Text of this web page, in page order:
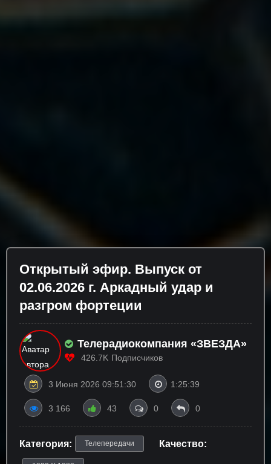
Открытый эфир. Выпуск от
02.06.2026 г. Аркадный удар и
разгром фортеции
Телерадиокомпания «ЗВЕЗДА»
426.7K Подписчиков
3 Июня 2026 09:51:30 1:25:39
3 166 43 0 0
Категория: Телепередачи Качество: